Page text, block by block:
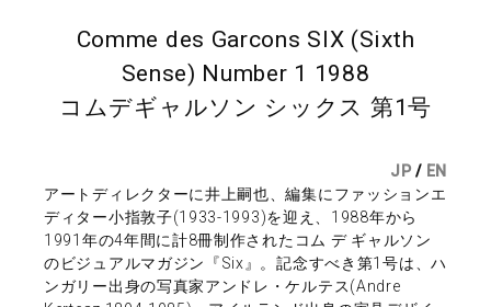
Comme des Garcons SIX (Sixth
Sense) Number 1 1988
コムデギャルソン シックス 第1号
JP / EN
アートディレクターに井上嗣也、編集にファッションエ
ディター小指敦子(1933-1993)を迎え、1988年から
1991年の4年間に計8冊制作されたコム デ ギャルソン
のビジュアルマガジン『Six』。記念すべき第1号は、ハ
ンガリー出身の写真家アンドレ・ケルテス(Andre